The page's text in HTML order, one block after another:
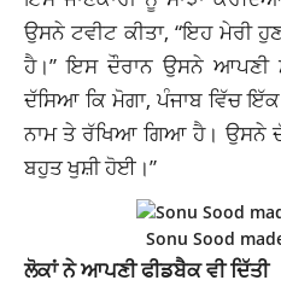
ਉਸਨੇ ਟਵੀਟ ਕੀਤਾ, “ਇਹ ਮੇਰੀ
ਹੈ।” ਇਸ ਦੌਰਾਨ ਉਸਨੇ ਆਪਣੀ
ਦੱਸਿਆ ਕਿ ਮੋਗਾ, ਪੰਜਾਬ ਵਿੱਚ
ਨਾਮ ਤੇ ਰੱਖਿਆ ਗਿਆ ਹੈ। ਉਸਨੇ
ਬਹੁਤ ਖੁਸ਼ੀ ਹੋਈ।”
Sonu Sood
ਲੋਕਾਂ ਨੇ ਆਪਣੀ ਫੀਡਬੈਕ ਵੀ ਦਿੱਤੀ